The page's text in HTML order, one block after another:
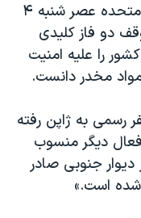
دونالد ترامپ رئیس جمهوری ایالات متحده عصر شنبه ۴
دو فاز کلیدی
را علیه امنیت
مخدر دانست.
رسمی به ژاپن رفته
دیگر منسوب
جنوبی صادر
شده است.»